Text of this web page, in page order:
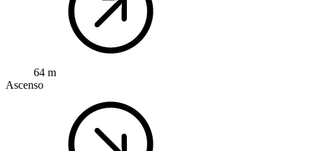
64 m
Ascenso